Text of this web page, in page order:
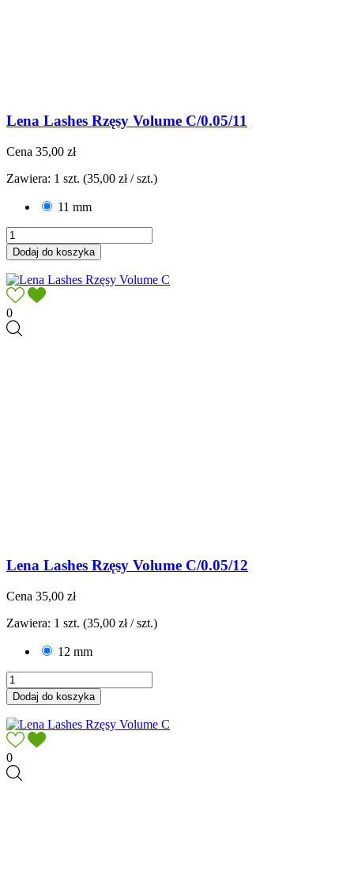
Lena Lashes Rzęsy Volume C/0.05/11
Cena 35,00 zł
Zawiera: 1 szt. (35,00 zł / szt.)
11 mm
Dodaj do koszyka
0
Lena Lashes Rzęsy Volume C/0.05/12
Cena 35,00 zł
Zawiera: 1 szt. (35,00 zł / szt.)
12 mm
Dodaj do koszyka
0